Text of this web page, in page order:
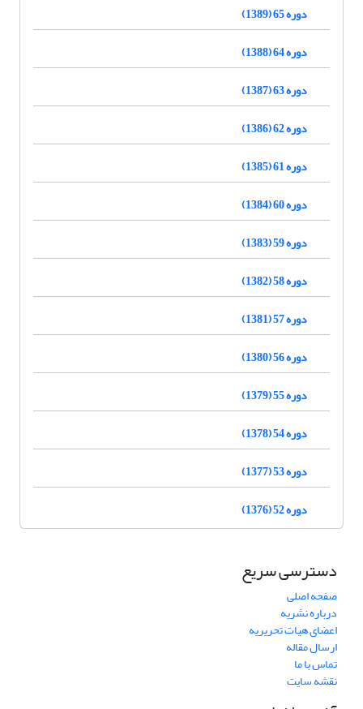
دوره 65 (1389)
دوره 64 (1388)
دوره 63 (1387)
دوره 62 (1386)
دوره 61 (1385)
دوره 60 (1384)
دوره 59 (1383)
دوره 58 (1382)
دوره 57 (1381)
دوره 56 (1380)
دوره 55 (1379)
دوره 54 (1378)
دوره 53 (1377)
دوره 52 (1376)
دسترسی سریع
صفحه اصلی
درباره نشریه
اعضای هیات تحریریه
ارسال مقاله
تماس با ما
نقشه سایت